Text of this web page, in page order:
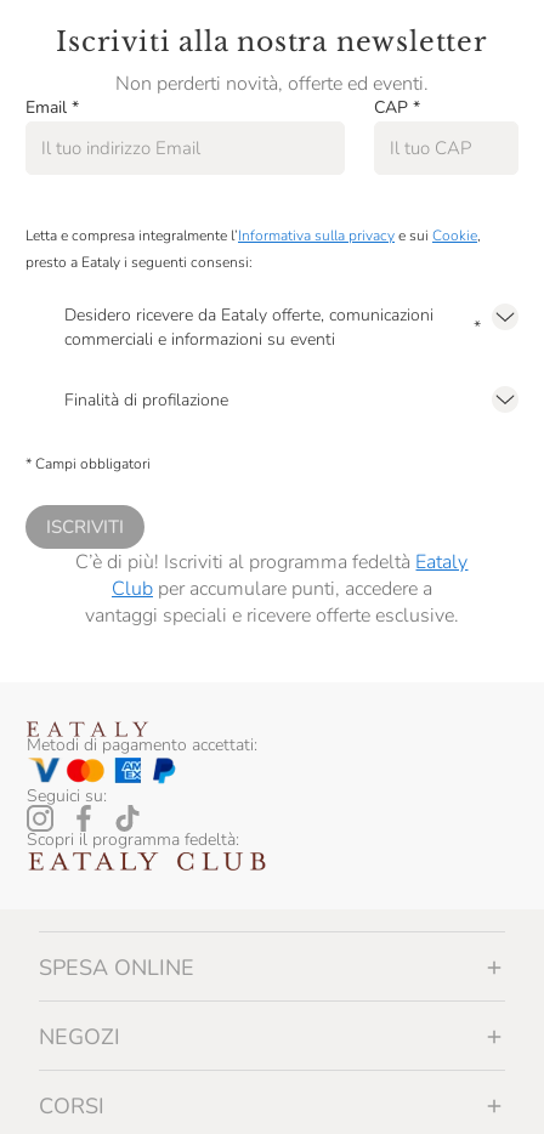
Iscriviti alla nostra newsletter
Non perderti novità, offerte ed eventi.
Email * CAP *
Letta e compresa integralmente l’Informativa sulla privacye sui Cookie,
presto a Eataly i seguenti consensi:
Desidero ricevere da Eataly offerte, comunicazioni
commerciali e informazioni su eventi
*
Finalità di profilazione
comunicazioni commerciali personalizzate, in caso di consenso prestato ai
* Campi obbligatori
ISCRIVITI
C’è di più! Iscriviti al programma fedeltà Eataly
Clubper accumulare punti, accedere a
vantaggi speciali e ricevere offerte esclusive.
Metodi di pagamento accettati:
Seguici su:
Scopri il programma fedeltà:
SPESA ONLINE
NEGOZI
CORSI